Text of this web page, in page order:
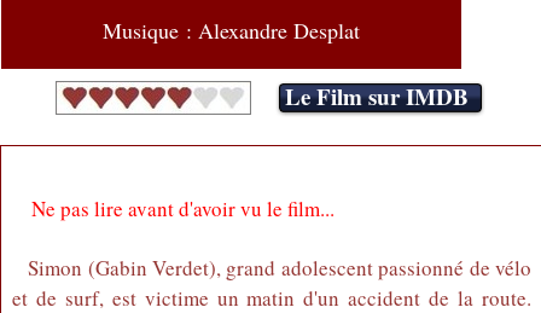
Musique : Alexandre Desplat
Le Film sur IMDB
Ne pas lire avant d'avoir vu le film...
Simon (Gabin Verdet), grand adolescent passionné de vélo
et de surf, est victime un matin d'un accident de la route.